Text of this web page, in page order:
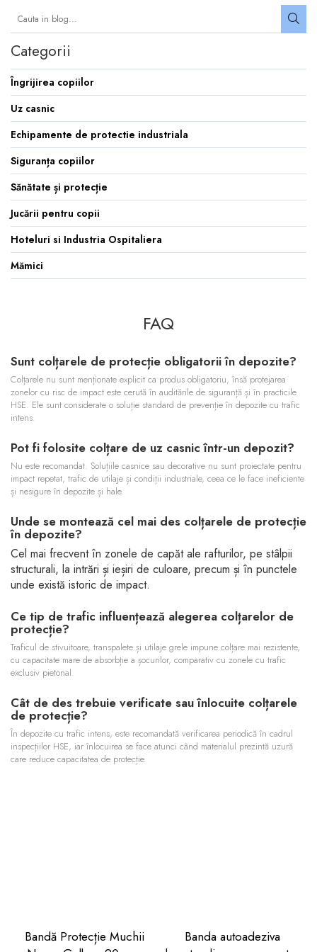
Categorii
Îngrijirea copiilor
Uz casnic
Echipamente de protectie industriala
Siguranța copiilor
Sănătate și protecție
Jucării pentru copii
Hoteluri si Industria Ospitaliera
Mămici
FAQ
Sunt colțarele de protecție obligatorii în depozite?
Colțarele nu sunt menționate explicit ca produs obligatoriu, însă protejarea
zonelor cu risc de impact este cerută în auditările de siguranță și în practicile
HSE. Ele sunt considerate o soluție standard de prevenție în depozite cu trafic
intens.
Pot fi folosite colțare de uz casnic într-un depozit?
Nu este recomandat. Soluțiile casnice sau decorative nu sunt proiectate pentru
impact repetat, trafic de utilaje și condiții industriale, ceea ce le face ineficiente
și nesigure în depozite și hale.
Unde se montează cel mai des colțarele de protecție
în depozite?
Cel mai frecvent în zonele de capăt ale rafturilor, pe stâlpii
structurali, la intrări și ieșiri de culoare, precum și în punctele
unde există istoric de impact.
Ce tip de trafic influențează alegerea colțarelor de
protecție?
Traficul de stivuitoare, transpalete și utilaje grele impune colțare mai rezistente,
cu capacitate mare de absorbție a șocurilor, comparativ cu zonele cu trafic
exclusiv pietonal.
Cât de des trebuie verificate sau înlocuite colțarele
de protecție?
În depozite cu trafic intens, este recomandată verificarea periodică în cadrul
inspecțiilor HSE, iar înlocuirea se face atunci când materialul prezintă uzură
care reduce capacitatea de protecție.
Bandă Protecție Muchii
Banda autoadeziva